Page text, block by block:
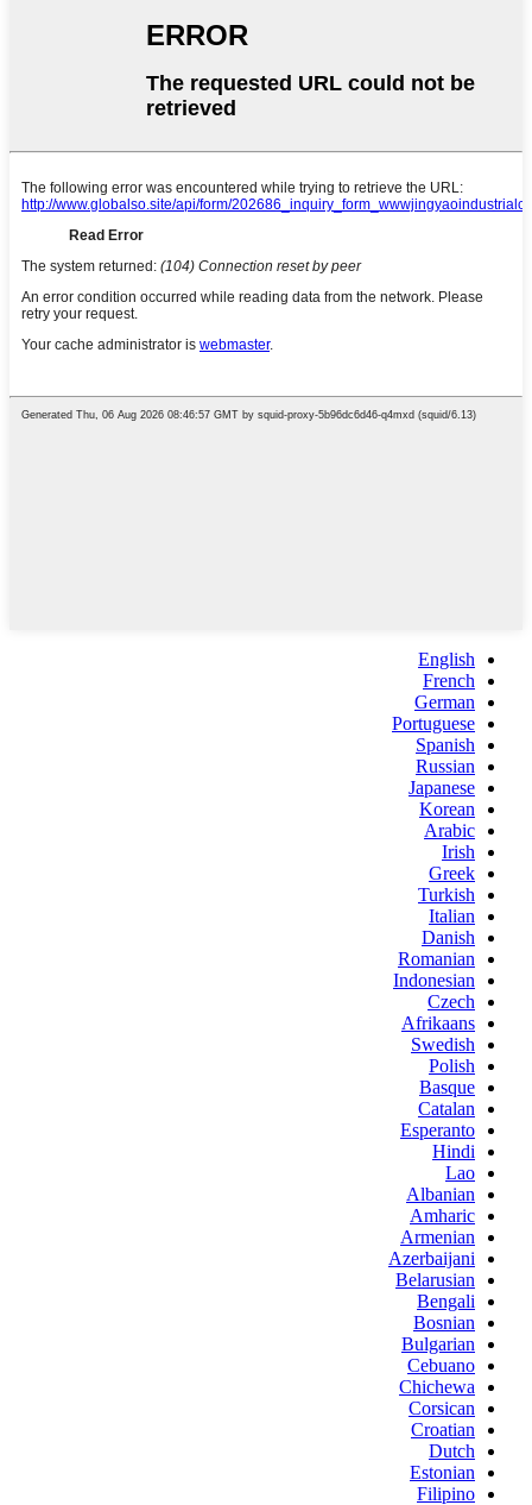
English
French
German
Portuguese
Spanish
Russian
Japanese
Korean
Arabic
Irish
Greek
Turkish
Italian
Danish
Romanian
Indonesian
Czech
Afrikaans
Swedish
Polish
Basque
Catalan
Esperanto
Hindi
Lao
Albanian
Amharic
Armenian
Azerbaijani
Belarusian
Bengali
Bosnian
Bulgarian
Cebuano
Chichewa
Corsican
Croatian
Dutch
Estonian
Filipino